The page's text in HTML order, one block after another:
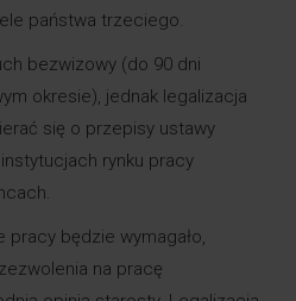
państwa trzeciego.
bezwizowy (do 90 dni
okresie), jednak legalizacja
się o przepisy ustawy
rynku pracy
pracy będzie wymagało,
na pracę